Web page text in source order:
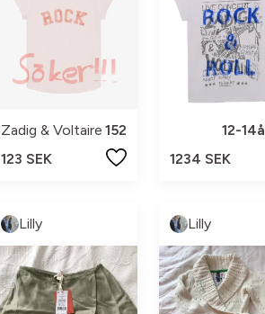
Zadig & Voltaire 152
123 SEK
12-
1234 SEK
Lilly Lilly